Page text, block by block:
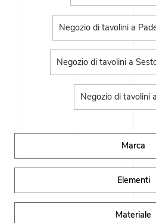
Negozio di tavolini a
Negozio di tavolini a
Negozio di tavolini
Marca
Elementi
Materiale